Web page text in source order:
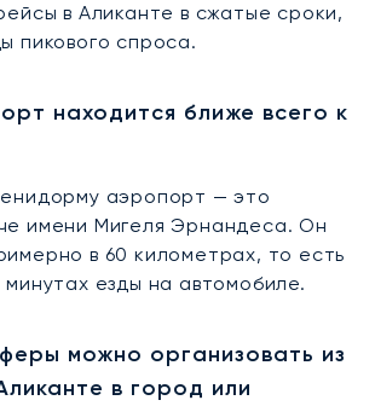
в Аликанте в сжатые сроки,
пикового спроса.
находится ближе всего к
аэропорт — это
имени Мигеля Эрнандеса. Он
в 60 километрах, то есть
езды на автомобиле.
можно организовать из
в город или